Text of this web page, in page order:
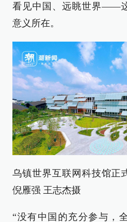
看见中国、远眺世界——
意义所在。
乌镇世界互联网科技馆正
倪雁强 王志杰摄
“没有中国的充分参与，